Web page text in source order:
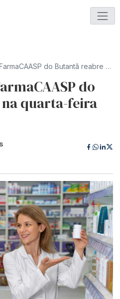
do Butantã reabre na quarta-feira (8)
do
quarta-feira